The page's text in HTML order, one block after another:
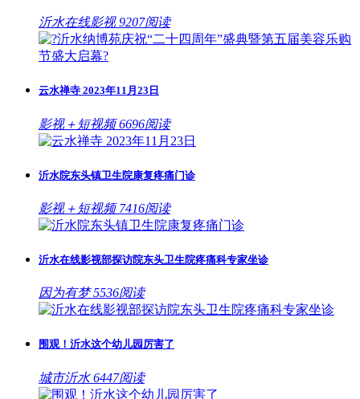
沂水在线影视 9207阅读
云水禅寺 2023年11月23日
影视＋短视频 6696阅读
沂水院东头镇卫生院康复疼痛门诊
影视＋短视频 7416阅读
沂水在线影视部探访院东头卫生院疼痛科专家坐诊
因为有梦 5536阅读
围观！沂水这个幼儿园厉害了
城市沂水 6447阅读